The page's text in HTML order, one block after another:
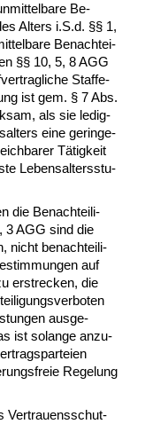
Be­
Al­ters i.S.d. §§ 1,
Be­nach­tei­
§§ 10, 5, 8 AGG
Staf­fe­
ist gem. § 7 Abs.
als sie le­dig­
ei­ne ge­rin­ge­
Tätig­keit
Le­bens­al­ters­stu­
die Be­nach­tei­li­
3 AGG sind die
nicht be­nach­tei­li­
auf
er­stre­cken, die
aus­ge­
ist so­lan­ge an­zu­
Re­ge­lung
Ver­trau­ens­schut­